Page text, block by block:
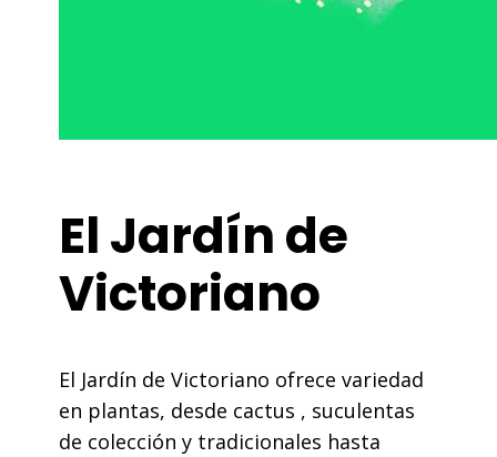
El Jardín de
Victoriano
El Jardín de Victoriano ofrece variedad
en plantas, desde cactus , suculentas
de colección y tradicionales hasta